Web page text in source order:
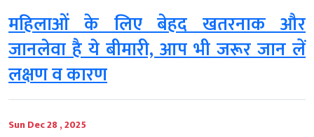
महिलाओं के लिए बेहद खतरनाक और
जानलेवा है ये बीमारी, आप भी जरूर जान लें
लक्षण व कारण
Sun Dec 28 , 2025